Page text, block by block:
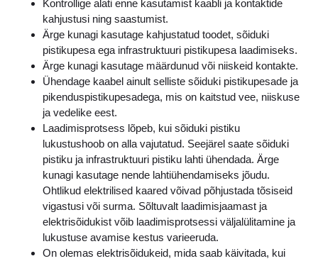
Kontrollige alati enne kasutamist kaabli ja kontaktide
kahjustusi ning saastumist.
Ärge kunagi kasutage kahjustatud toodet, sõiduki
pistikupesa ega infrastruktuuri pistikupesa laadimiseks.
Ärge kunagi kasutage määrdunud või niiskeid kontakte.
Ühendage kaabel ainult selliste sõiduki pistikupesade ja
pikenduspistikupesadega, mis on kaitstud vee, niiskuse
ja vedelike eest.
Laadimisprotsess lõpeb, kui sõiduki pistiku
lukustushoob on alla vajutatud. Seejärel saate sõiduki
pistiku ja infrastruktuuri pistiku lahti ühendada. Ärge
kunagi kasutage nende lahtiühendamiseks jõudu.
Ohtlikud elektrilised kaared võivad põhjustada tõsiseid
vigastusi või surma. Sõltuvalt laadimisjaamast ja
elektrisõidukist võib laadimisprotsessi väljalülitamine ja
lukustuse avamise kestus varieeruda.
On olemas elektrisõidukeid, mida saab käivitada, kui